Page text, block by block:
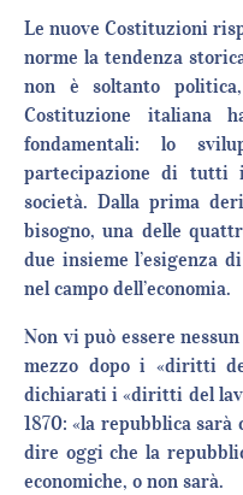
Le nuove Costituzioni
norme la tendenza
non è soltanto
Costituzione italiana
fondamentali: lo
partecipazione di tutti
società. Dalla prima
bisogno, una delle
due insieme l’esigenza
nel campo dell’economia.
Non vi può essere
mezzo dopo i «diritti
dichiarati i «diritti del
1870: «la repubblica sarà
dire oggi che la
economiche, o non sarà.